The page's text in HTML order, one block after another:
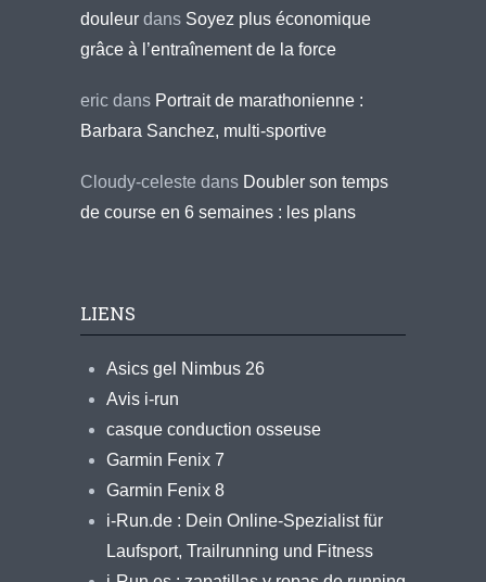
douleur dans Soyez plus économique
grâce à l’entraînement de la force
eric dans Portrait de marathonienne :
Barbara Sanchez, multi-sportive
Cloudy-celeste dans Doubler son temps
de course en 6 semaines : les plans
LIENS
Asics gel Nimbus 26
Avis i-run
casque conduction osseuse
Garmin Fenix 7
Garmin Fenix 8
i-Run.de : Dein Online-Spezialist für
Laufsport, Trailrunning und Fitness